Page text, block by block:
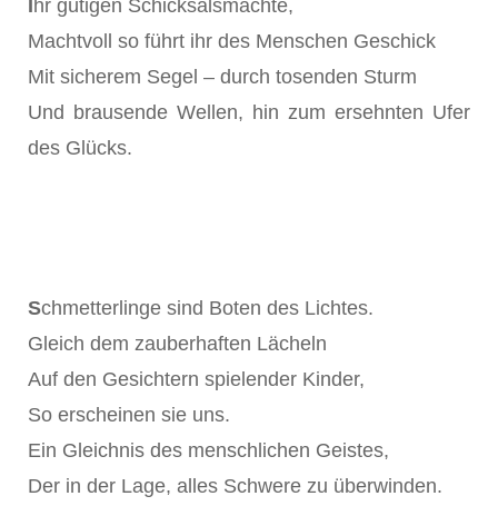
hr gütigen Schicksalsmächte,
Machtvoll so führt ihr des Menschen Geschick
Mit sicherem Segel – durch tosenden Sturm
Und brausende Wellen, hin zum ersehnten Ufer
des Glücks.
Schmetterlinge sind Boten des Lichtes.
Gleich dem zauberhaften Lächeln
Auf den Gesichtern spielender Kinder,
So erscheinen sie uns.
Ein Gleichnis des menschlichen Geistes,
Der in der Lage, alles Schwere zu überwinden.